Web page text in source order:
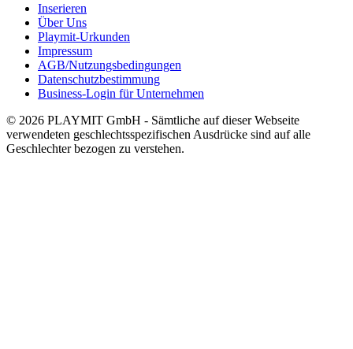
Inserieren
Über Uns
Playmit-Urkunden
Impressum
AGB/Nutzungsbedingungen
Datenschutzbestimmung
Business-Login für Unternehmen
© 2026 PLAYMIT GmbH - Sämtliche auf dieser Webseite
verwendeten geschlechtsspezifischen Ausdrücke sind auf alle
Geschlechter bezogen zu verstehen.